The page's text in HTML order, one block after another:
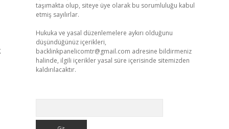
taşımakta olup, siteye üye olarak bu sorumluluğu kabul
etmiş sayılırlar.
Hukuka ve yasal düzenlemelere aykırı olduğunu
düşündüğünüz içerikleri,
backlinkpanelicomtr@gmail.com adresine bildirmeniz
halinde, ilgili içerikler yasal süre içerisinde sitemizden
kaldırılacaktır.